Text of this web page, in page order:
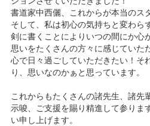
書道家中西儷、これからが本当のス
そして、私は初心の気持ちと変わら
剣に書くことによりいつの間にか心
思いをたくさんの方々に感じていた
心で日々過ごしていただきたい！そ
り、思いなのかぁと思っています。
これからもたくさんの諸先生、諸先
示唆、ご支援を賜り精進して参りま
い申し上げます。